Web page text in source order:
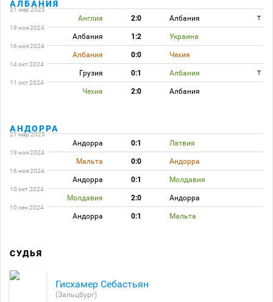
АЛБАНИЯ
21 мар 2025
Англия 2:0 Албания
T
19 ноя 2024
Албания 1:2 Украина
16 ноя 2024
Албания 0:0 Чехия
14 окт 2024
Грузия 0:1 Албания
T
11 окт 2024
Чехия 2:0 Албания
АНДОРРА
21 мар 2025
Андорра 0:1 Латвия
19 ноя 2024
Мальта 0:0 Андорра
16 ноя 2024
Андорра 0:1 Молдавия
10 окт 2024
Молдавия 2:0 Андорра
10 сен 2024
Андорра 0:1 Мальта
СУДЬЯ
Гисхамер Себастьян
(Зальцбург)